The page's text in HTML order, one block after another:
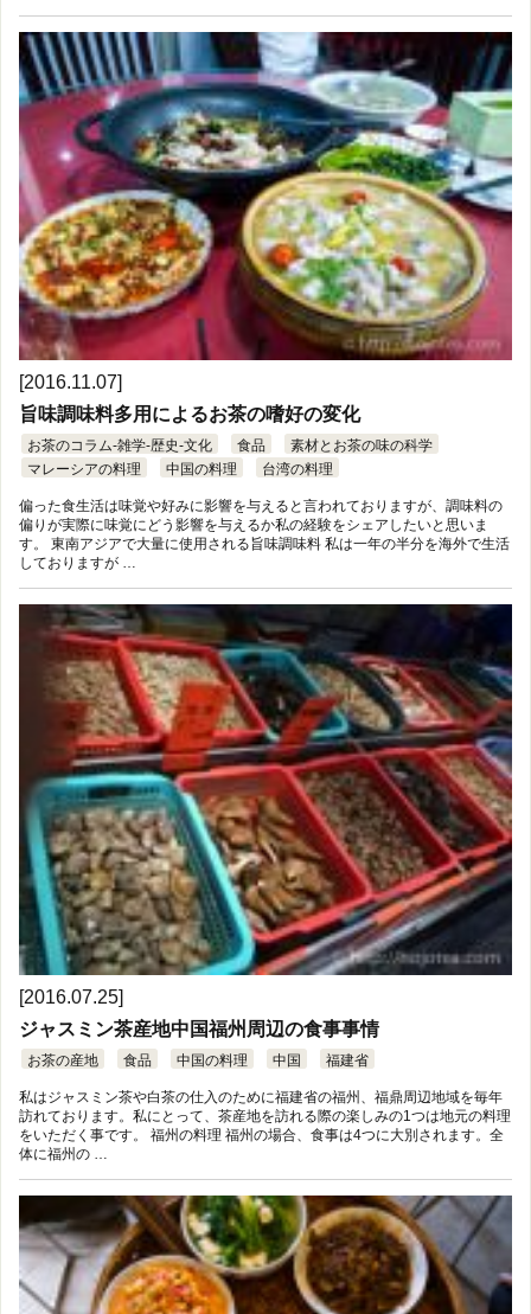
[2016.11.07]
旨味調味料多用によるお茶の嗜好の変化
お茶のコラム-雑学-歴史-文化 食品
素材とお茶の味の科学
マレーシアの料理
中国の料理 台湾の料理
偏った食生活は味覚や好みに影響を与えると言われておりますが、調味料の
偏りが実際に味覚にどう影響を与えるか私の経験をシェアしたいと思いま
す。 東南アジアで大量に使用される旨味調味料 私は一年の半分を海外で生活
しておりますが …
[2016.07.25]
ジャスミン茶産地中国福州周辺の食事事情
お茶の産地 食品 中国の料理 中国 福建省
私はジャスミン茶や白茶の仕入のために福建省の福州、福鼎周辺地域を毎年
訪れております。私にとって、茶産地を訪れる際の楽しみの1つは地元の料理
をいただく事です。 福州の料理 福州の場合、食事は4つに大別されます。全
体に福州の …